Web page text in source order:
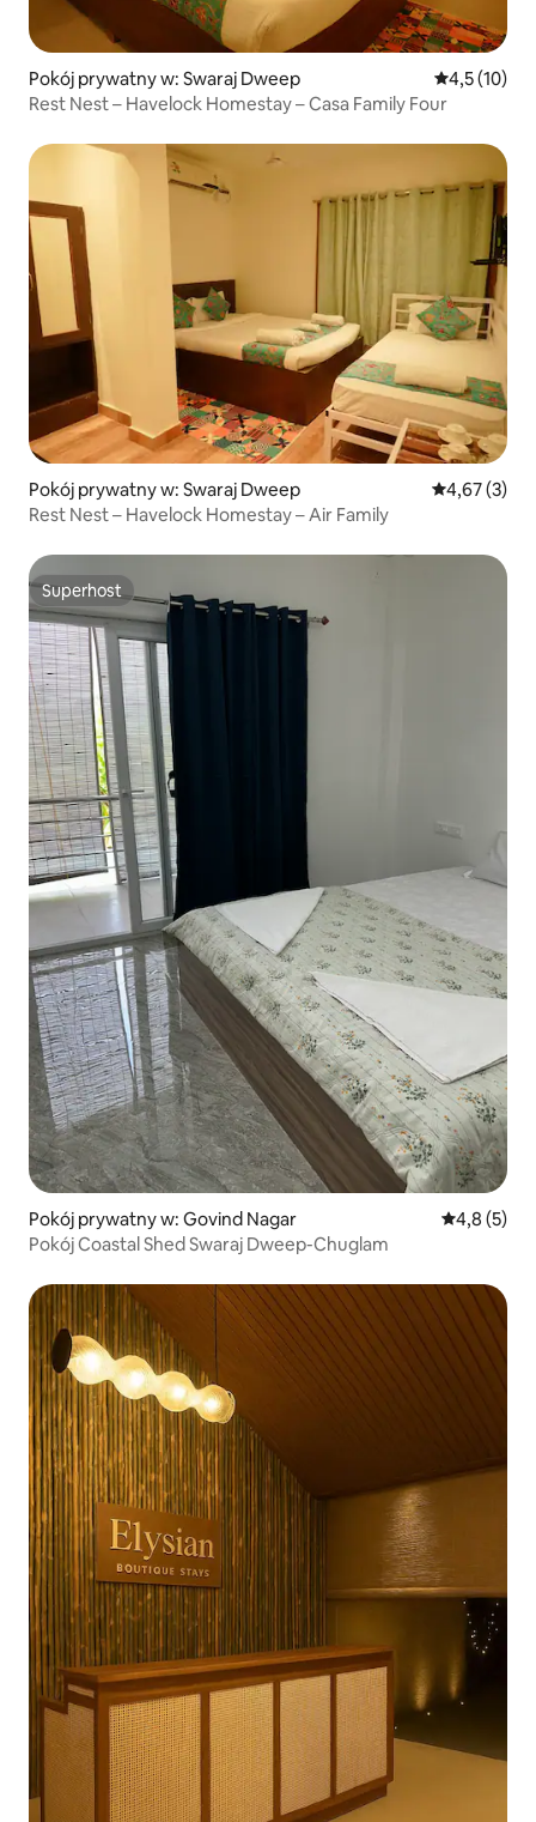
Pokój prywatny w: Swaraj Dweep Średnia
4,5 (10)
Rest Nest – Havelock Homestay – Casa Family Four
Pokój prywatny w: Swaraj Dweep Średnia
4,67 (3)
Rest Nest – Havelock Homestay – Air Family
Superhost
Superhost
Pokój prywatny w: Govind Nagar Średnia
4,8 (5)
Pokój Coastal Shed Swaraj Dweep-Chuglam